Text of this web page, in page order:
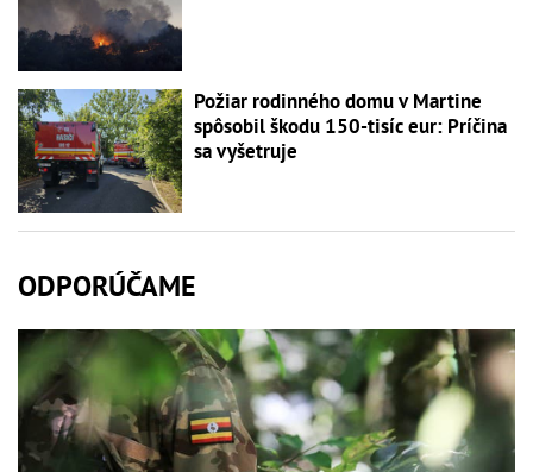
Požiar rodinného domu v Martine
spôsobil škodu 150-tisíc eur: Príčina
sa vyšetruje
ODPORÚČAME